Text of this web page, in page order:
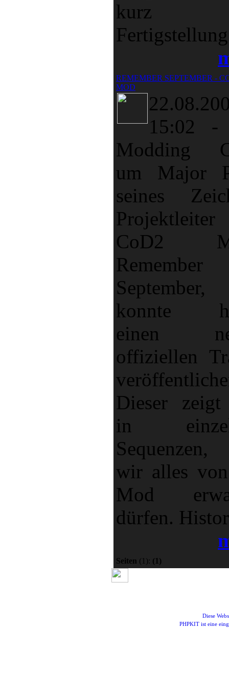
kurz
REMEMBER SEPTEMBER -
MOD
15:02
Modding
um Major
seines
CoD2
Remember
September,
konnte
einen
offiziellen
Dieser
in
Sequenzen,
wir alles
Mod
dürfen.
Seiten (1): (1)
Diese
PHPKIT ist eine